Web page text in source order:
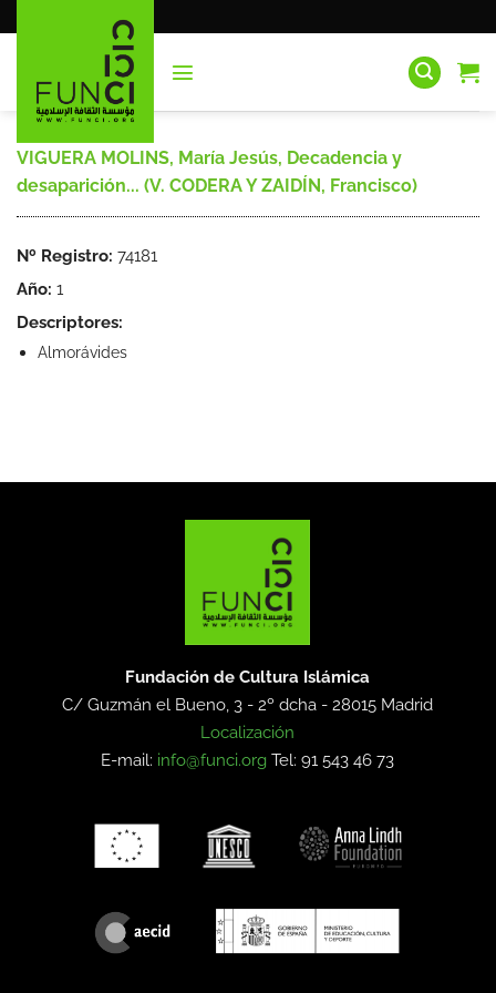
al
VIGUERA MOLINS, María Jesús, Decadencia y
desaparición... (V. CODERA Y ZAIDÍN, Francisco)
Nº Registro: 74181
Año: 1
Descriptores:
Almorávides
Fundación de Cultura Islámica
C/ Guzmán el Bueno, 3 - 2º dcha -28015 Madrid
Localización
E-mail: info@funci.org Tel: 91 543 46 73